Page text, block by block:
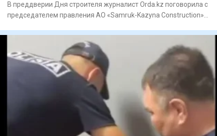
В преддверии Дня строителя журналист Orda.kz поговорила с
председателем правления АО «Samruk-Kazyna Construction»